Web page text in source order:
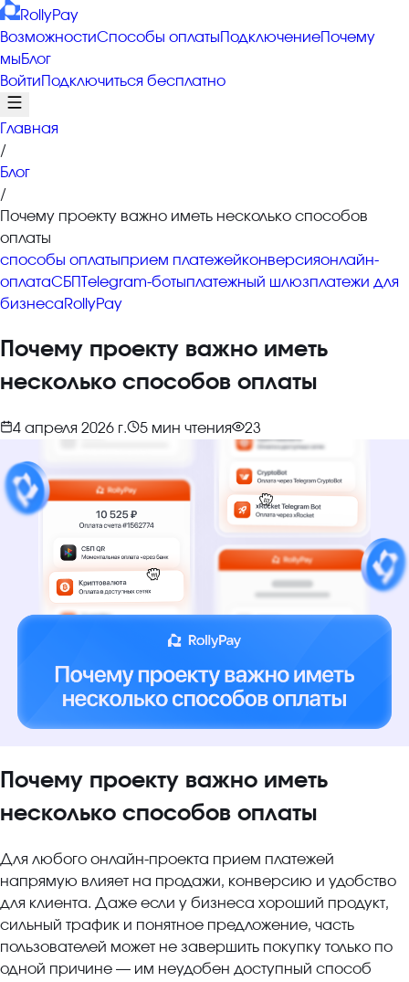
RollyPay
ВозможностиСпособы оплаты Подключение Почему
мыБлог
Войти Подключиться бесплатно
Главная
/
Блог
/
Почему проекту важно иметь несколько способов
оплаты
способы оплатыприем платежейконверсияонлайн-
оплатаСБП Telegram-ботыплатежный шлюзплатежи для
бизнеса RollyPay
Почему проекту важно иметь
несколько способов оплаты
4 апреля 2026 г. 5 мин чтения 23
Почему проекту важно иметь
несколько способов оплаты
Для любого онлайн-проекта прием платежей
напрямую влияет на продажи, конверсию и удобство
для клиента. Даже если у бизнеса хороший продукт,
сильный трафик и понятное предложение, часть
пользователей может не завершить покупку только по
одной причине — им неудобен доступный способ